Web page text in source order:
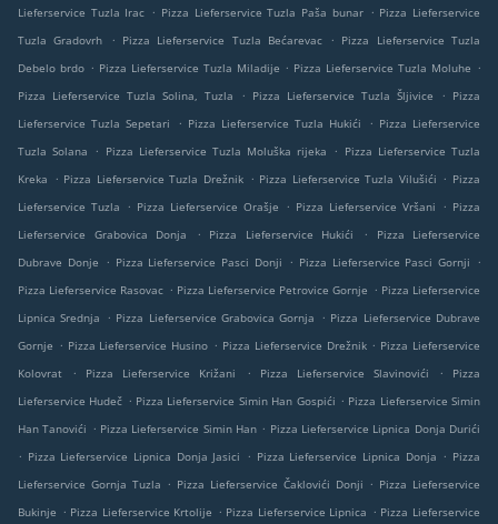
Lieferservice Tuzla Irac . Pizza Lieferservice Tuzla Paša bunar . Pizza Lieferservice
Tuzla Gradovrh
. Pizza Lieferservice Tuzla Bećarevac . Pizza Lieferservice Tuzla
Debelo brdo . Pizza Lieferservice Tuzla Miladije . Pizza Lieferservice Tuzla Moluhe .
Pizza Lieferservice Tuzla Solina, Tuzla
. Pizza Lieferservice Tuzla Šljivice . Pizza
Lieferservice Tuzla Sepetari
. Pizza Lieferservice Tuzla Hukići . Pizza Lieferservice
Tuzla Solana
. Pizza Lieferservice Tuzla Moluška rijeka . Pizza Lieferservice Tuzla
Kreka
. Pizza Lieferservice Tuzla Drežnik . Pizza Lieferservice Tuzla Vilušići . Pizza
Lieferservice Tuzla
. Pizza Lieferservice Orašje . Pizza Lieferservice Vršani . Pizza
Lieferservice Grabovica Donja
. Pizza Lieferservice Hukići .
Pizza Lieferservice
Dubrave Donje
. Pizza Lieferservice Pasci Donji . Pizza Lieferservice Pasci Gornji
.
Pizza Lieferservice Rasovac . Pizza Lieferservice Petrovice Gornje . Pizza Lieferservice
Lipnica Srednja
. Pizza Lieferservice Grabovica Gornja . Pizza Lieferservice Dubrave
Gornje . Pizza Lieferservice Husino . Pizza Lieferservice Drežnik . Pizza Lieferservice
Kolovrat
. Pizza Lieferservice Križani . Pizza Lieferservice Slavinovići .
Pizza
Lieferservice Hudeč . Pizza Lieferservice Simin Han Gospići . Pizza Lieferservice Simin
Han Tanovići . Pizza Lieferservice Simin Han . Pizza Lieferservice Lipnica Donja Durići
. Pizza Lieferservice Lipnica Donja Jasici . Pizza Lieferservice Lipnica Donja . Pizza
Lieferservice Gornja Tuzla . Pizza Lieferservice Čaklovići Donji . Pizza Lieferservice
Bukinje . Pizza Lieferservice Krtolije . Pizza Lieferservice Lipnica . Pizza Lieferservice